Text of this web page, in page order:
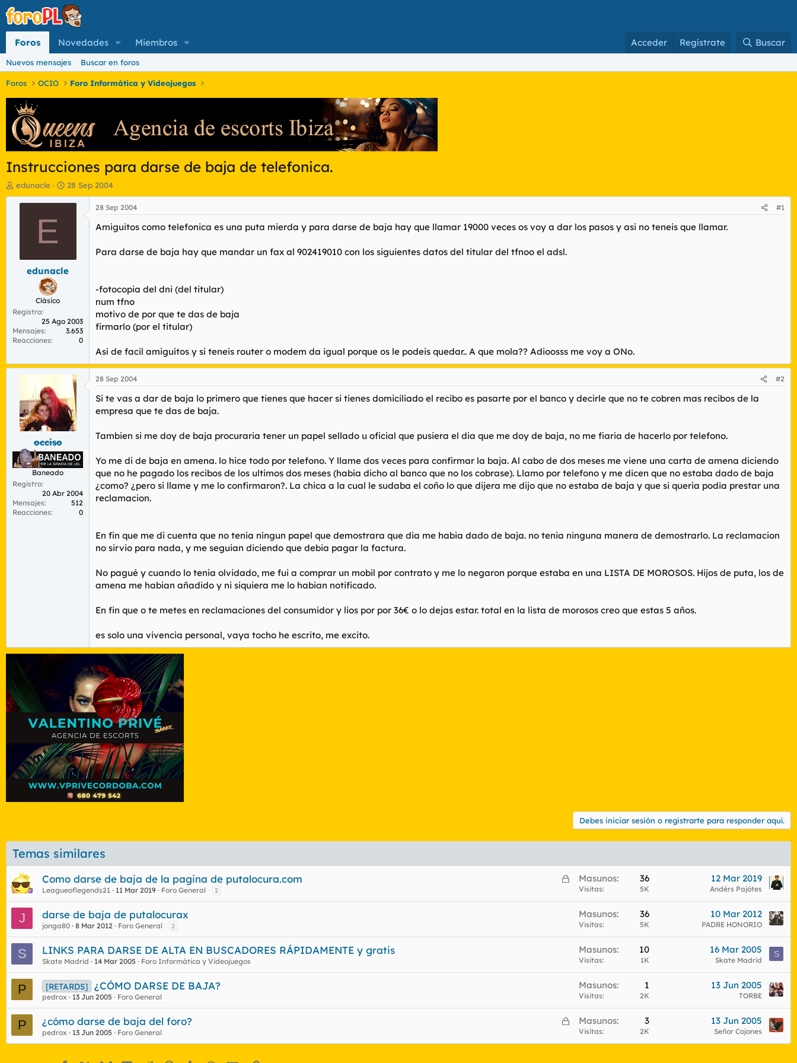
Foros Novedades Miembros Acceder Regístrate Buscar
Nuevos mensajes Buscar en foros
Foros OCIO Foro Informática y Videojuegos
Instrucciones para darse de baja de telefonica.
I
n
o
t
m
a
edunacle
F
e
c
i
n
28 Sep 2004
E
edunacle
Clásico
Registro
25 Ago 2003
Mensajes
3.653
Reacciones
0
28 Sep 2004 #1
Amiguitos como telefonica es una puta mierda y para darse de baja hay que llamar 19000 veces os voy a dar los pasos y asi no teneis que llamar.
Para darse de baja hay que mandar un fax al 902419010 con los siguientes datos del titular del tfnoo el adsl.
-fotocopia del dni (del titular)
num tfno
motivo de por que te das de baja
firmarlo (por el titular)
Así de facil amiguitos y si teneis router o modem da igual porque os le podeis quedar.. A que mola?? Adioosss me voy a ONo.
occiso
Baneado
Registro
20 Abr 2004
Mensajes
512
Reacciones
0
28 Sep 2004 #2
Si te vas a dar de baja lo primero que tienes que hacer si tienes domiciliado el recibo es pasarte por el banco y decirle que no te cobren mas recibos de la
empresa que te das de baja.
Tambien si me doy de baja procuraria tener un papel sellado u oficial que pusiera el dia que me doy de baja, no me fiaria de hacerlo por telefono.
Yo me di de baja en amena. lo hice todo por telefono. Y llame dos veces para confirmar la baja. Al cabo de dos meses me viene una carta de amena diciendo
que no he pagado los recibos de los ultimos dos meses (habia dicho al banco que no los cobrase). Llamo por telefono y me dicen que no estaba dado de baja
¿como? ¿pero si llame y me lo confirmaron?. La chica a la cual le sudaba el coño lo que dijera me dijo que no estaba de baja y que si queria podia prestar una
reclamacion.
En fin que me di cuenta que no tenia ningun papel que demostrara que dia me habia dado de baja. no tenia ninguna manera de demostrarlo. La reclamacion
no sirvio para nada, y me seguian diciendo que debia pagar la factura.
No pagué y cuando lo tenia olvidado, me fui a comprar un mobil por contrato y me lo negaron porque estaba en una LISTA DE MOROSOS. Hijos de puta, los de
amena me habian añadido y ni siquiera me lo habian notificado.
En fin que o te metes en reclamaciones del consumidor y lios por por 36€ o lo dejas estar. total en la lista de morosos creo que estas 5 años.
es solo una vivencia personal, vaya tocho he escrito, me excito.
Debes iniciar sesión o registrarte para responder aquí.
Temas similares
C
r
d
Como darse de baja de la pagina de putalocura.com
Leagueoflegends21 11 Mar 2019 Foro General 2
Masunos 36
Visitas 5K
12 Mar 2019
Andérs Pajótes
J darse de baja de putalocurax
jonga80 8 Mar 2012 Foro General 2
Masunos 36
Visitas 5K
10 Mar 2012
PADRE HONORIO
S LINKS PARA DARSE DE ALTA EN BUSCADORES RÁPIDAMENTE y gratis
Skate Madrid 14 Mar 2005 Foro Informática y Videojuegos
Masunos 10
Visitas 1K
16 Mar 2005
Skate Madrid
S
P [RETARDS] ¿CÓMO DARSE DE BAJA?
pedrox 13 Jun 2005 Foro General
Masunos 1
Visitas 2K
13 Jun 2005
TORBE
P
C
r
¿cómo darse de baja del foro?
pedrox 13 Jun 2005 Foro General
Masunos 3
Visitas 2K
13 Jun 2005
Señor Cojones